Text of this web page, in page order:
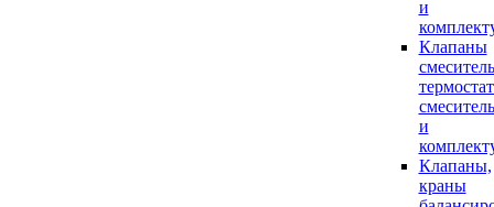
и
Клапаны
и
Клапаны,
краны